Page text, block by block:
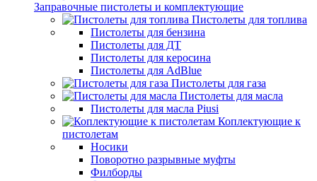
Заправочные пистолеты и комплектующие
Пистолеты для топлива
Пистолеты для бензина
Пистолеты для ДТ
Пистолеты для керосина
Пистолеты для AdBlue
Пистолеты для газа
Пистолеты для масла
Пистолеты для масла Piusi
Коплектующие к
пистолетам
Носики
Поворотно разрывные муфты
Филборды